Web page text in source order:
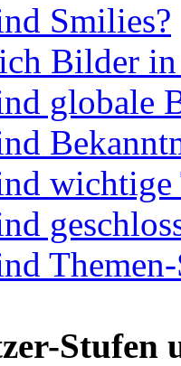
Smilies?
Bilder in
globale
wichtige
Stufen